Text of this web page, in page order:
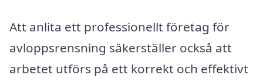
Att anlita ett professionellt företag för
avloppsrensning säkerställer också att
arbetet utförs på ett korrekt och effektivt